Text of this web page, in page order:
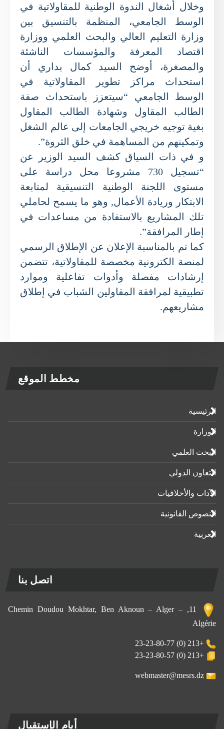
وخلال أشغال الندوة الوطنية للمقاولاتية في
الوسط الجامعي، المنظمة بالتنسيق بين
وزارة التعليم العالي والبحث العلمي ووزارة
اقتصاد المعرفة والمؤسسات الناشئة
والمصغرة، أوضح السيد كمال بداري أن
استحداث مراكز تطوير المقاولاتية في
الوسط الجامعي “سيتعزز باستحداث صفة
الطالب المقاول وشهادة الطالب المقاول
بغية توجيه خريجي الجامعات إلى عالم الشغل
وتمكينهم من المساهمة في خلق الثروة”.
و في ذات السياق كشف السيد الوزير عن
“تسجيل 730 مشروعا محل دراسة على
مستوى اللجنة الوطنية التنسيقية لمتابعة
الابتكار وريادة الأعمال, وهو ما يسمح لحاملي
تلك المشاريع بالاستفادة من مساعدات في
إطار المرافقة”.
كما تم بالمناسبة الإعلان عن الإطلاق الرسمي
لمنصة الكترونية مخصصة للمقاولاتية، تتضمن
إرشادات مفصلة وأدوات تفاعلية وموارد
تطبيقية لمرافقة المقاولين الشباب في إطلاق
مشاريعهم.
مخطط الموقع
الرئيسية
الوزارة
البحث العلمي
التعاون الدولي
الآداب واﻷخلاقيات
النصوص القانونية
العربية
اتصل بنا
11, Chemin Doudou Mokhtar, Ben Aknoun – Alger –
Algérie
+213 (0) 23-23-80-77
+213 (0) 23-23-80-57
webmaster@mesrs.dz
أيام الإستقبال